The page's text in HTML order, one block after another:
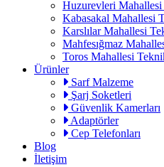
Huzurevleri
Kabasakal Mahallesi
Karslılar Mahallesi
Mahfesığmaz
Toros Mahallesi
Ürünler
Sarf Malzeme
Şarj Soketleri
Güvenlik Kamerları
Adaptörler
Cep Telefonları
Blog
İletişim